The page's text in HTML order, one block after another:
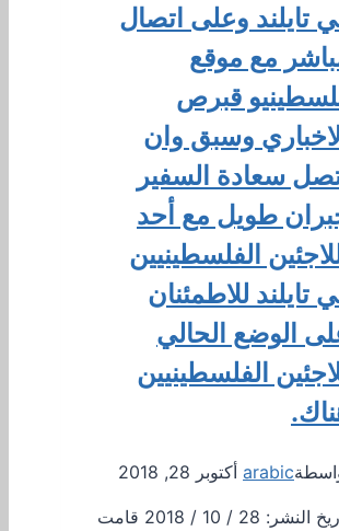
تايلند وعلى اتصال
مع موقع
قبرص
وسبق وان
سعادة السفير
طويل مع أحد
الفلسطينيين
تايلند للاطمئنان
الوضع الحالي
الفلسطينيين
arabic أكتوبر 28, 2018
تاريخ النشر: 28 / 10 / 2018 قامت